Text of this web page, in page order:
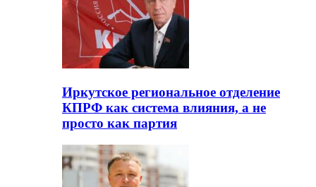
Иркутское региональное отделение
КПРФ как система влияния, а не
просто как партия